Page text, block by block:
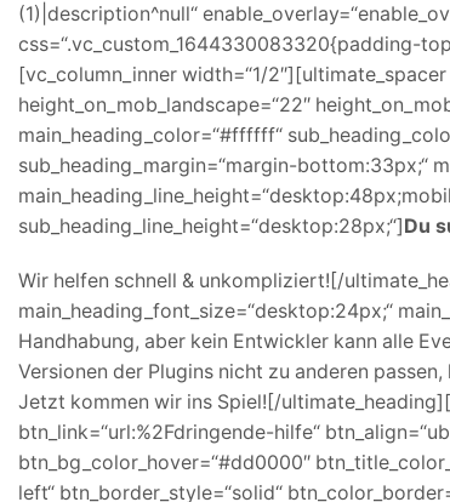
(1)|description^null“
css=“.vc_custom_1644330083320{padding-
[vc_column_inner width=“1/
height_on_mob_landscape=“22″
main_heading_color=“#ffffff“
sub_heading_margin=“margin-bottom:33px;“
sub_heading_line_height=“desktop:28px;“]Du
Wir helfen schnell & unkompliziert![/
main_heading_font_size=“desktop:24px;“
Handhabung, aber kein Entwickler kann alle
Versionen der Plugins nicht zu anderen
Jetzt kommen wir ins Spiel![/
btn_link=“url:%2Fdringende-hilfe“
btn_bg_color_hover=“#dd0000″
left“ btn_border_style=“solid“